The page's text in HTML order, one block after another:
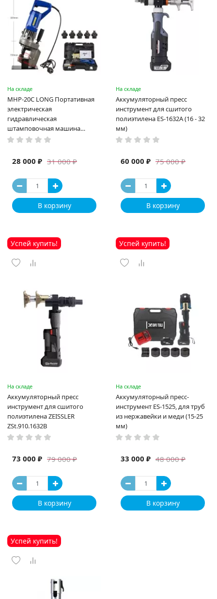
На складе
MHP-20C LONG Портативная
электрическая
гидравлическая
штамповочная машина
высокая мощность и мощный
машина
31 000 ₽
28 000 ₽
В корзину
На складе
Аккумуляторный пресс
инструмент для сшитого
полиэтилена ES-1632A (16 - 32
мм)
75 000 ₽
60 000 ₽
В корзину
Успей купить!
На складе
Аккумуляторный пресс
инструмент для сшитого
полиэтилена ZEISSLER
ZSt.910.1632B
79 000 ₽
73 000 ₽
В корзину
Успей купить!
На складе
Аккумуляторный пресс-
инструмент ES-1525, для труб
из нержавейки и меди (15-25
мм)
48 000 ₽
33 000 ₽
В корзину
Успей купить!